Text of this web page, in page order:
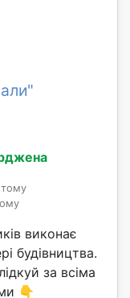
тому
виконає
будівництва.
за всіма
👇